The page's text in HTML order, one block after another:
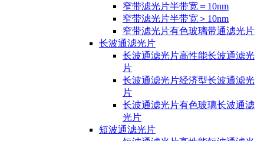
窄带滤光片半带宽＝10nm
窄带滤光片半带宽＞10nm
窄带滤光片有色玻璃带通滤光片
长波通滤光片
长波通滤光片高性能长波通滤光
片
长波通滤光片经济型长波通滤光
片
长波通滤光片有色玻璃长波通滤
光片
短波通滤光片